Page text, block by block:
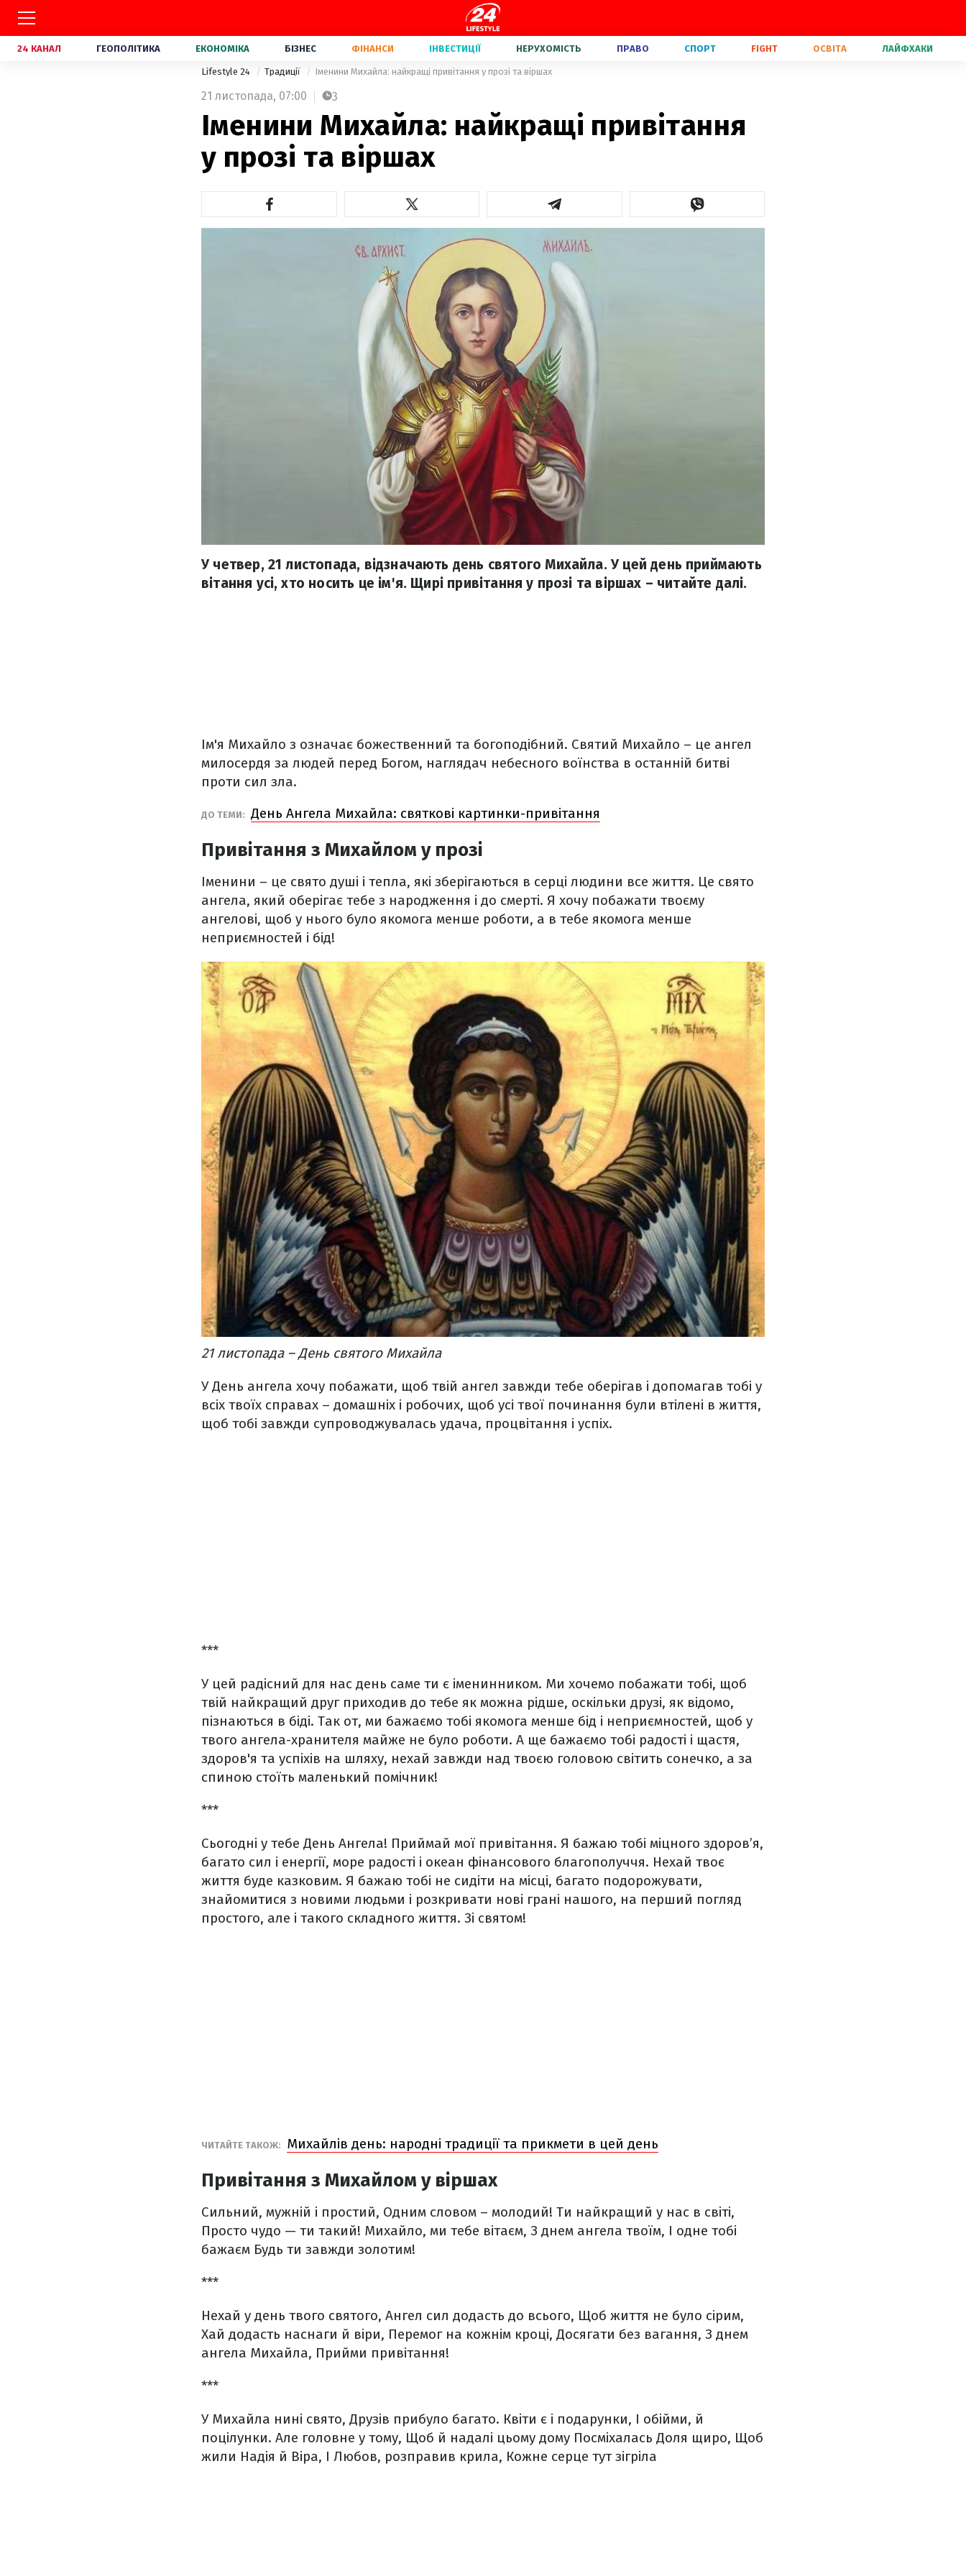
24 КАНАЛ ГЕОПОЛІТИКА ЕКОНОМІКА БІЗНЕС ФІНАНСИ ІНВЕСТИЦІЇ НЕРУХОМІСТЬ ПРАВО СПОРТ FIGHT ОСВІТА ЛАЙФХАКИ
Lifestyle 24 Традиції Іменини Михайла: найкращі привітання у прозі та віршах
21 листопада, 07:00 3
Іменини Михайла: найкращі привітання
у прозі та віршах
У четвер, 21 листопада, відзначають день святого Михайла. У цей день приймають
вітання усі, хто носить це ім'я. Щирі привітання у прозі та віршах – читайте далі.
Ім'я Михайло з означає божественний та богоподібний. Святий Михайло – це ангел
милосердя за людей перед Богом, наглядач небесного воїнства в останній битві
проти сил зла.
ДО ТЕМИ: День Ангела Михайла: святкові картинки-привітання
Привітання з Михайлом у прозі
Іменини – це свято душі і тепла, які зберігаються в серці людини все життя. Це свято
ангела, який оберігає тебе з народження і до смерті. Я хочу побажати твоєму
ангелові, щоб у нього було якомога менше роботи, а в тебе якомога менше
неприємностей і бід!
21 листопада – День святого Михайла
У День ангела хочу побажати, щоб твій ангел завжди тебе оберігав і допомагав тобі у
всіх твоїх справах – домашніх і робочих, щоб усі твої починання були втілені в життя,
щоб тобі завжди супроводжувалась удача, процвітання і успіх.
***
У цей радісний для нас день саме ти є іменинником. Ми хочемо побажати тобі, щоб
твій найкращий друг приходив до тебе як можна рідше, оскільки друзі, як відомо,
пізнаються в біді. Так от, ми бажаємо тобі якомога менше бід і неприємностей, щоб у
твого ангела-хранителя майже не було роботи. А ще бажаємо тобі радості і щастя,
здоров'я та успіхів на шляху, нехай завжди над твоєю головою світить сонечко, а за
спиною стоїть маленький помічник!
***
Сьогодні у тебе День Ангела! Приймай мої привітання. Я бажаю тобі міцного здоров’я,
багато сил і енергії, море радості і океан фінансового благополуччя. Нехай твоє
життя буде казковим. Я бажаю тобі не сидіти на місці, багато подорожувати,
знайомитися з новими людьми і розкривати нові грані нашого, на перший погляд
простого, але і такого складного життя. Зі святом!
ЧИТАЙТЕ ТАКОЖ: Михайлів день: народні традиції та прикмети в цей день
Привітання з Михайлом у віршах
Сильний, мужній і простий, Одним словом – молодий! Ти найкращий у нас в світі,
Просто чудо — ти такий! Михайло, ми тебе вітаєм, З днем ангела твоїм, І одне тобі
бажаєм Будь ти завжди золотим!
***
Нехай у день твого святого, Ангел сил додасть до всього, Щоб життя не було сірим,
Хай додасть наснаги й віри, Перемог на кожнім кроці, Досягати без вагання, З днем
ангела Михайла, Прийми привітання!
***
У Михайла нині свято, Друзів прибуло багато. Квіти є і подарунки, І обійми, й
поцілунки. Але головне у тому, Щоб й надалі цьому дому Посміхалась Доля щиро, Щоб
жили Надія й Віра, І Любов, розправив крила, Кожне серце тут зігріла